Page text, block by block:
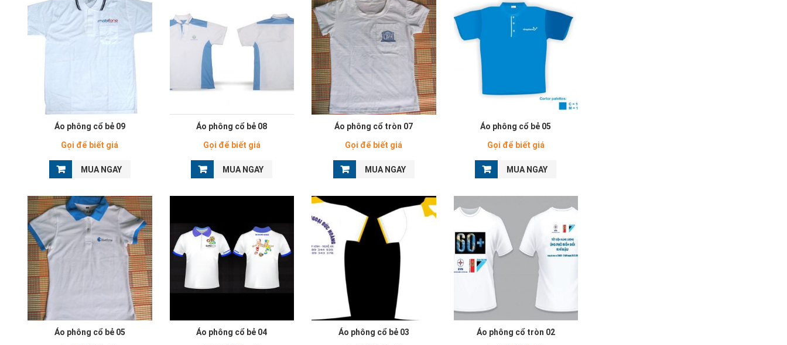
Áo phông cổ bẻ 09
Gọi để biết giá
MUA NGAY
Áo phông cổ bẻ 08
Gọi để biết giá
MUA NGAY
Áo phông cổ tròn 07
Gọi để biết giá
MUA NGAY
Áo phông cổ bẻ 05
Gọi để biết giá
MUA NGAY
Áo phông cổ bẻ 05
Áo phông cổ bẻ 04
Áo phông cổ bẻ 03
Áo phông cổ tròn 02